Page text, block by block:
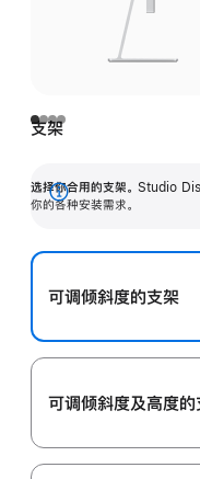
支架
选择你合用的支架。 Studio
你的各种安装需求。
展
可调倾斜度的支架
可调倾斜度及高‍度的